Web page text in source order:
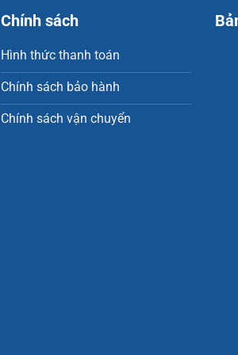
Chính sách
Hình thức thanh toán
Chính sách bảo hành
Chính sách vận chuyển